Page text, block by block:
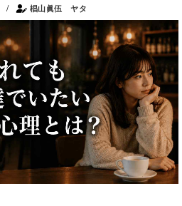
/ 椙山眞伍 ヤタ